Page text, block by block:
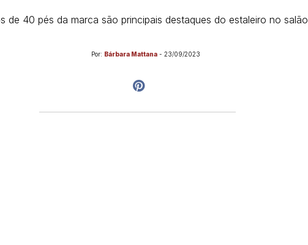
de 40 pés da marca são principais destaques do estaleiro no salão
Por: Bárbara Mattana - 23/09/2023